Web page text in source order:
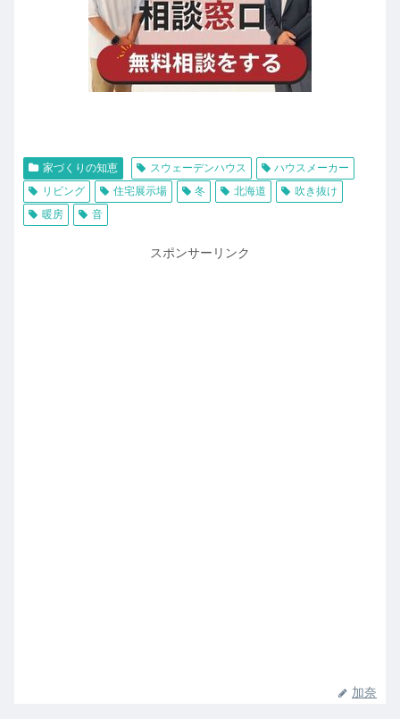
家づくりの知恵 スウェーデンハウス
ハウスメーカー
リビング
住宅展示場 冬 北海道
吹き抜け
暖房
音
スポンサーリンク
加奈